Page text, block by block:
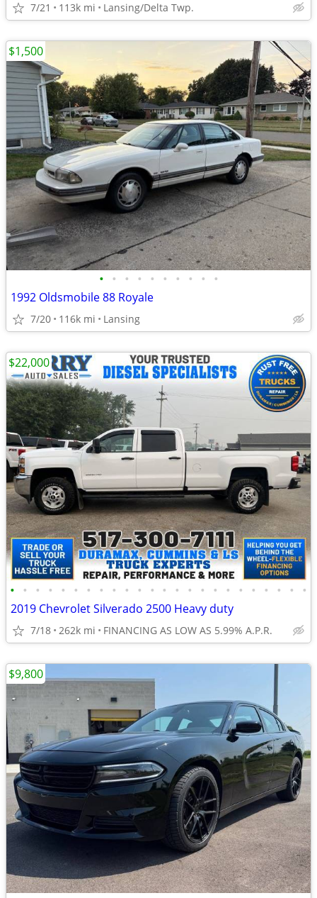
7/21 113k mi Lansing/Delta Twp.
• • • • • • • • • •
1992 Oldsmobile 88 Royale
7/20 116k mi Lansing
$1,500
• • • • • • • • • • • • • • • • • • • • • • • •
2019 Chevrolet Silverado 2500 Heavy duty
7/18 262k mi FINANCING AS LOW AS 5.99% A.P.R.
$22,000
$9,800